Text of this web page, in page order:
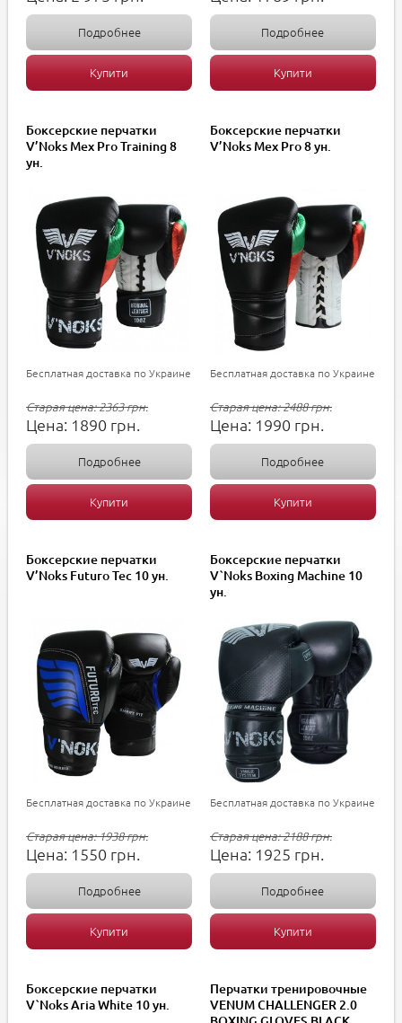
Подробнее
Купити
Подробнее
Купити
Боксерские перчатки
V’Noks Mex Pro Training 8
ун.
Бесплатная доставка по Украине
Старая цена:2363грн.
Цена: 1890 грн.
Подробнее
Купити
Боксерские перчатки
V’Noks Mex Pro 8 ун.
Бесплатная доставка по Украине
Старая цена:2488грн.
Цена: 1990 грн.
Подробнее
Купити
Боксерские перчатки
V’Noks Futuro Tec 10 ун.
Бесплатная доставка по Украине
Старая цена:1938грн.
Цена: 1550 грн.
Подробнее
Купити
Боксерские перчатки
V`Noks Boxing Machine 10
ун.
Бесплатная доставка по Украине
Старая цена:2188грн.
Цена: 1925 грн.
Подробнее
Купити
Боксерские перчатки
V`Noks Aria White 10 ун.
Перчатки тренировочные
VENUM CHALLENGER 2.0